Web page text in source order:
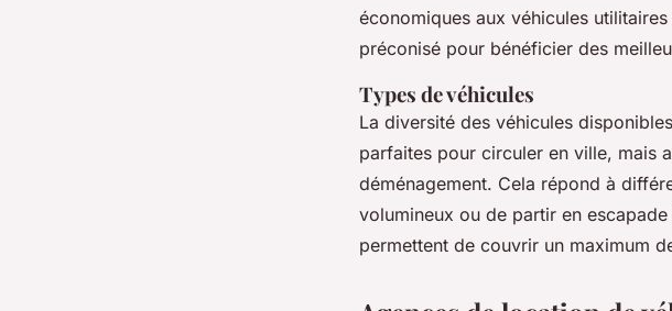
économiques aux véhicules
préconisé pour bénéficier des
Types de véhicules
La diversité des véhicules
parfaites pour circuler en ville, mais
déménagement. Cela répond à
volumineux ou de partir en
permettent de couvrir un maximum